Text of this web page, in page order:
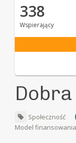
338
Wspierający
Społeczność
Model